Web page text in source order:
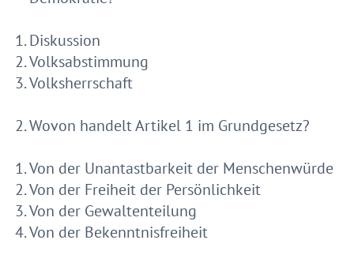
Diskussion
Volksabstimmung
Volksherrschaft
Wovon handelt Artikel 1 im Grundgesetz?
Von der Unantastbarkeit der Menschenwürde
Von der Freiheit der Persönlichkeit
Von der Gewaltenteilung
Von der Bekenntnisfreiheit